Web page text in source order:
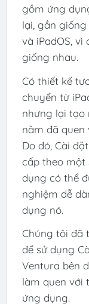
gồm ứng
lại, gần
và iPadOS,
giống nhau.
Có thiết kế
chuyển từ
nhưng lại tạo
năm đã quen
Do đó, Cài
cấp theo một
dụng có thể
nghiệm dễ
dụng nó.
Chúng tôi đã
để sử dụng
Ventura bên
làm quen với
ứng dụng.